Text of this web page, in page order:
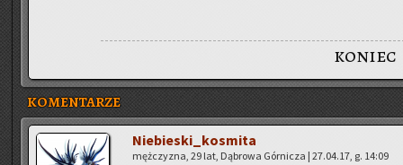
koniec
KOMENTARZE
Nie­bie­ski­_ko­smi­ta
męż­czy­zna, 29 lat, Dą­bro­wa Gór­ni­cza | 27.04.17, g. 14:09